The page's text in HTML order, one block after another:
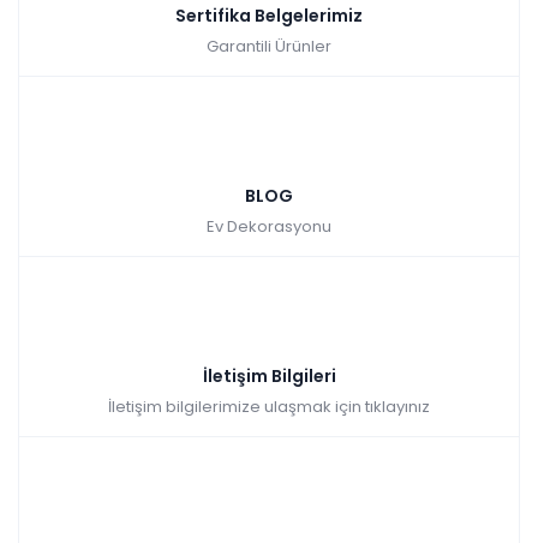
Sertifika Belgelerimiz
Garantili Ürünler
BLOG
Ev Dekorasyonu
İletişim Bilgileri
İletişim bilgilerimize ulaşmak için tıklayınız